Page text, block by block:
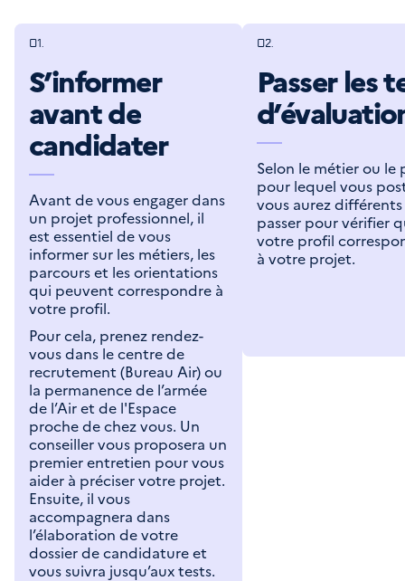
01.
S’informer
avant de
candidater
Avant de vous engager dans
un projet professionnel, il
est essentiel de vous
informer sur les métiers, les
parcours et les orientations
qui peuvent correspondre à
votre profil.
Pour cela, prenez rendez-
vous dans le centre de
recrutement (Bureau Air) ou
la permanence de l’armée
de l’Air et de l'Espace
proche de chez vous. Un
conseiller vous proposera un
premier entretien pour vous
aider à préciser votre projet.
Ensuite, il vous
accompagnera dans
l’élaboration de votre
dossier de candidature et
vous suivra jusqu’aux tests.
02.
Passer les
Selon le métier ou le
pour lequel vous
vous aurez
passer pour vérifier
votre profil
à votre projet.